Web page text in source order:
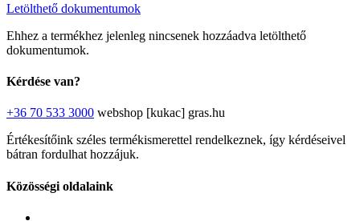
Letölthető dokumentumok
Ehhez a termékhez jelenleg nincsenek hozzáadva letölthető
dokumentumok.
Kérdése van?
+36 70 533 3000 webshop [kukac] gras.hu
Értékesítőink széles termékismerettel rendelkeznek, így kérdéseivel
bátran fordulhat hozzájuk.
Közösségi oldalaink